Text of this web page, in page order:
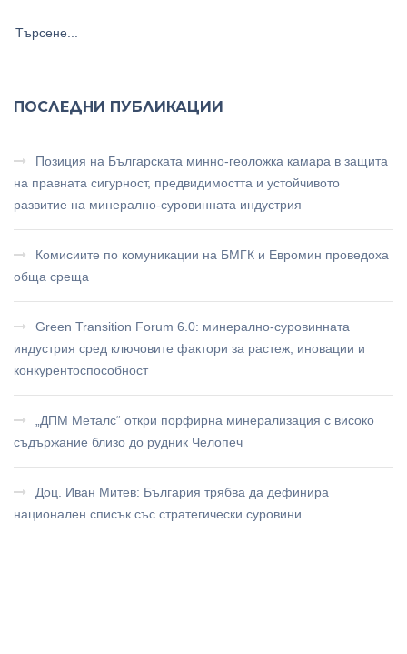
ПОСЛЕДНИ ПУБЛИКАЦИИ
Позиция на Българската минно-геоложка камара в защита
на правната сигурност, предвидимостта и устойчивото
развитие на минерално-суровинната индустрия
Комисиите по комуникации на БМГК и Евромин проведоха
обща среща
Green Transition Forum 6.0: минерално-суровинната
индустрия сред ключовите фактори за растеж, иновации и
конкурентоспособност
„ДПМ Металс“ откри порфирна минерализация с високо
съдържание близо до рудник Челопеч
Доц. Иван Митев: България трябва да дефинира
национален списък със стратегически суровини